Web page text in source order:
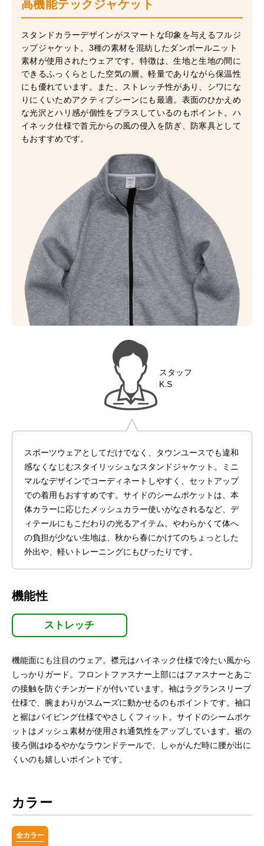
高機能テックジャケット
スタンドカラーデザインがスマートな印象を与えるフルジ
ップジャケット。3種の素材を混紡したダンボールニット
素材が使用されたウェアです。特徴は、生地と生地の間に
できるふっくらとした空気の層。軽量でありながら保温性
にも優れています。また、ストレッチ性があり、シワにな
りにくいためアクティブシーンにも最適。表面のひかえめ
な光沢とハリ感が個性をプラスしているのもポイント。ハ
イネック仕様で首元からの風の侵入を防ぎ、防寒具として
もおすすめです。
スタッフ
K.S
スポーツウェアとしてだけでなく、タウンユースでも違和
感なくなじむスタイリッシュなスタンドジャケット。ミニ
マルなデザインでコーディネートしやすく、セットアップ
での着用もおすすめです。サイドのシームポケットは、本
体カラーに応じたメッシュカラー使いがなされるなど、デ
ィテールにもこだわりの光るアイテム。やわらかくて体へ
の負担が少ない生地は、秋から春にかけてのちょっとした
外出や、軽いトレーニングにもぴったりです。
機能性
ストレッチ
機能面にも注目のウェア。襟元はハイネック仕様で冷たい風から
しっかりガード。フロントファスナー上部にはファスナーとあご
の接触を防ぐチンガードが付いています。袖はラグランスリーブ
仕様で、腕まわりがスムーズに動かせるのもポイントです。袖口
と裾はパイピング仕様でやさしくフィット。サイドのシームポケ
ットはメッシュ素材が使用され通気性をアップしています。裾の
後ろ側はゆるやかなラウンドテールで、しゃがんだ時に腰が出に
くいのも嬉しいポイントです。
カラー
全カラー